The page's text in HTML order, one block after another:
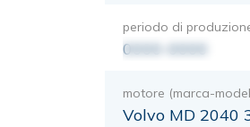
periodo di
0000-0000
motore (marca-
Volvo MD 2040